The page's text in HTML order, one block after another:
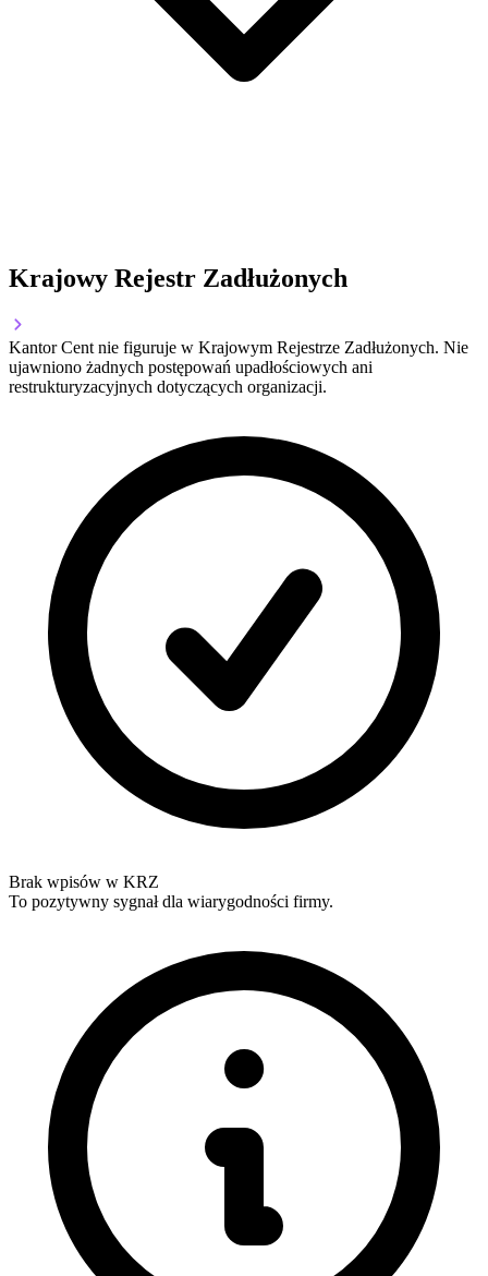
Krajowy Rejestr Zadłużonych
Kantor Cent nie figuruje w Krajowym Rejestrze Zadłużonych. Nie
ujawniono żadnych postępowań upadłościowych ani
restrukturyzacyjnych dotyczących organizacji.
Brak wpisów w KRZ
To pozytywny sygnał dla wiarygodności firmy.